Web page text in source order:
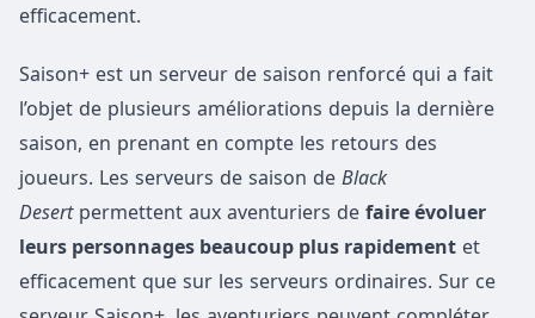
efficacement.
Saison+ est un serveur de saison renforcé qui a fait
l’objet de plusieurs améliorations depuis la dernière
saison, en prenant en compte les retours des
joueurs. Les serveurs de saison de Black
Desertpermettent aux aventuriers de faire évoluer
leurs personnages beaucoup plus rapidement et
efficacement que sur les serveurs ordinaires. Sur ce